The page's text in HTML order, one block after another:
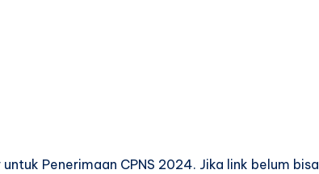
Penerimaan CPNS 2024. Jika link belum bisa